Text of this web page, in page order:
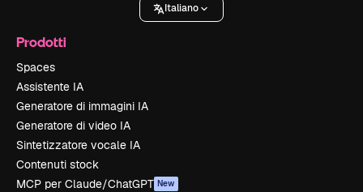
Italiano
Prodotti
Spaces
Assistente IA
Generatore di immagini IA
Generatore di video IA
Sintetizzatore vocale IA
Contenuti stock
MCP per Claude/ChatGPT New